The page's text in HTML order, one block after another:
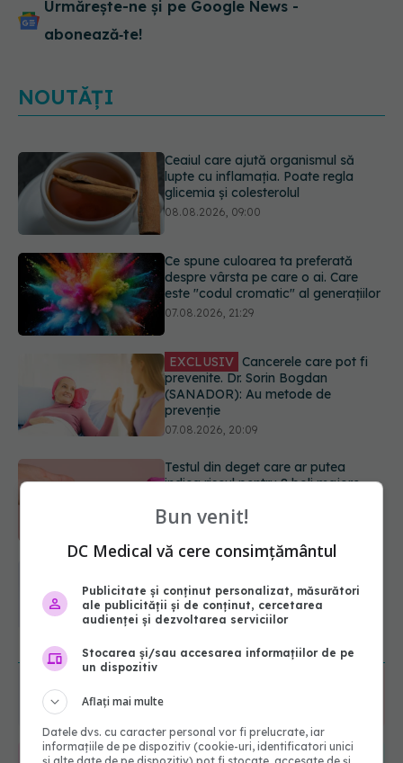
Urmărește-ne și pe Google News -
abonează‑te!
NOUTĂȚI
Ce spune culoarea ta preferată
despre vârsta pe care o ai. Care
este "codul cromatic" al generațiilor
07.08.2026, 21:29
EXCLUSIV Cancerele care pot fi
prevenite. Dr. Sorin Bogdan
(SANADOR): Au metode de
prevenție
Testul din deget care ar putea
indica riscul pentru 8 boli majore
07.08.2026, 18:34
Dieta care poate crește brusc
colesterolul. Cine este mai expus
lupte cu inflamația. Poate regla
glicemia și colesterolul
08.08.2026, 09:00
URMĂREȘTE-NE ȘI PE:
URMĂRITORI
Bun venit!
DC Medical vă cere consimțământul
Publicitate și conținut personalizat, măsurători
ale publicității și de conținut, cercetarea
audienței și dezvoltarea serviciilor
Stocarea și/sau accesarea informațiilor de pe
un dispozitiv
Aflați mai multe
Datele dvs. cu caracter personal vor fi prelucrate, iar
informațiile de pe dispozitiv (cookie-uri, identificatori unici